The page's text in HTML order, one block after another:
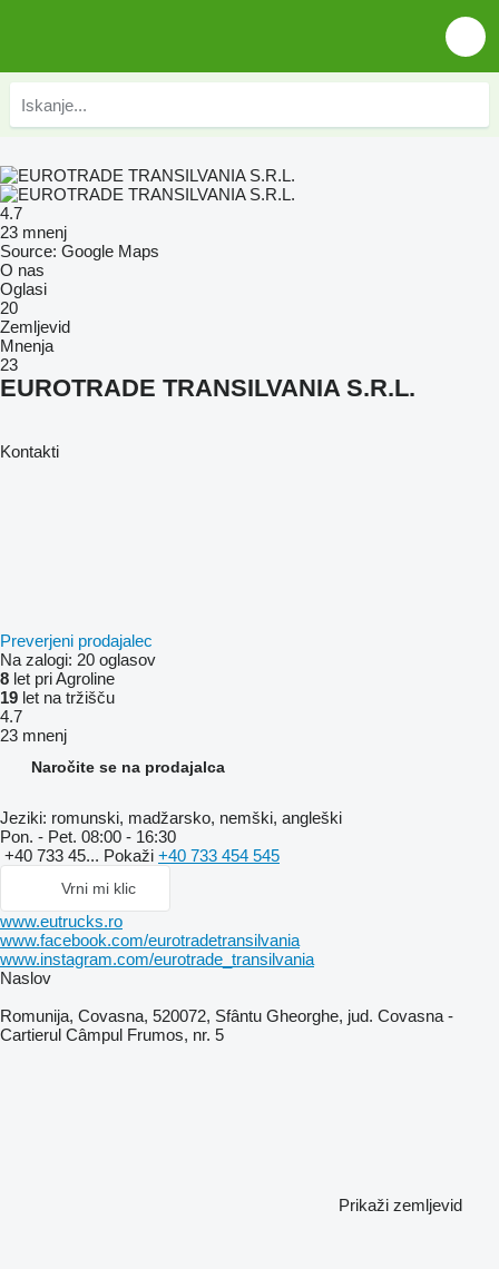
4.7
23 mnenj
Source: Google Maps
O nas
Oglasi
20
Zemljevid
Mnenja
23
EUROTRADE TRANSILVANIA S.R.L.
Kontakti
Preverjeni prodajalec
Na zalogi: 20 oglasov
8 let pri Agroline
19 let na tržišču
4.7
23 mnenj
Naročite se na prodajalca
Jeziki: romunski, madžarsko, nemški, angleški
Pon. - Pet. 08:00 - 16:30
+40 733 45... Pokaži +40 733 454 545
Vrni mi klic
www.eutrucks.ro
www.facebook.com/eurotradetransilvania
www.instagram.com/eurotrade_transilvania
Naslov
Romunija, Covasna, 520072, Sfântu Gheorghe, jud. Covasna -
Cartierul Câmpul Frumos, nr. 5
Prikaži zemljevid